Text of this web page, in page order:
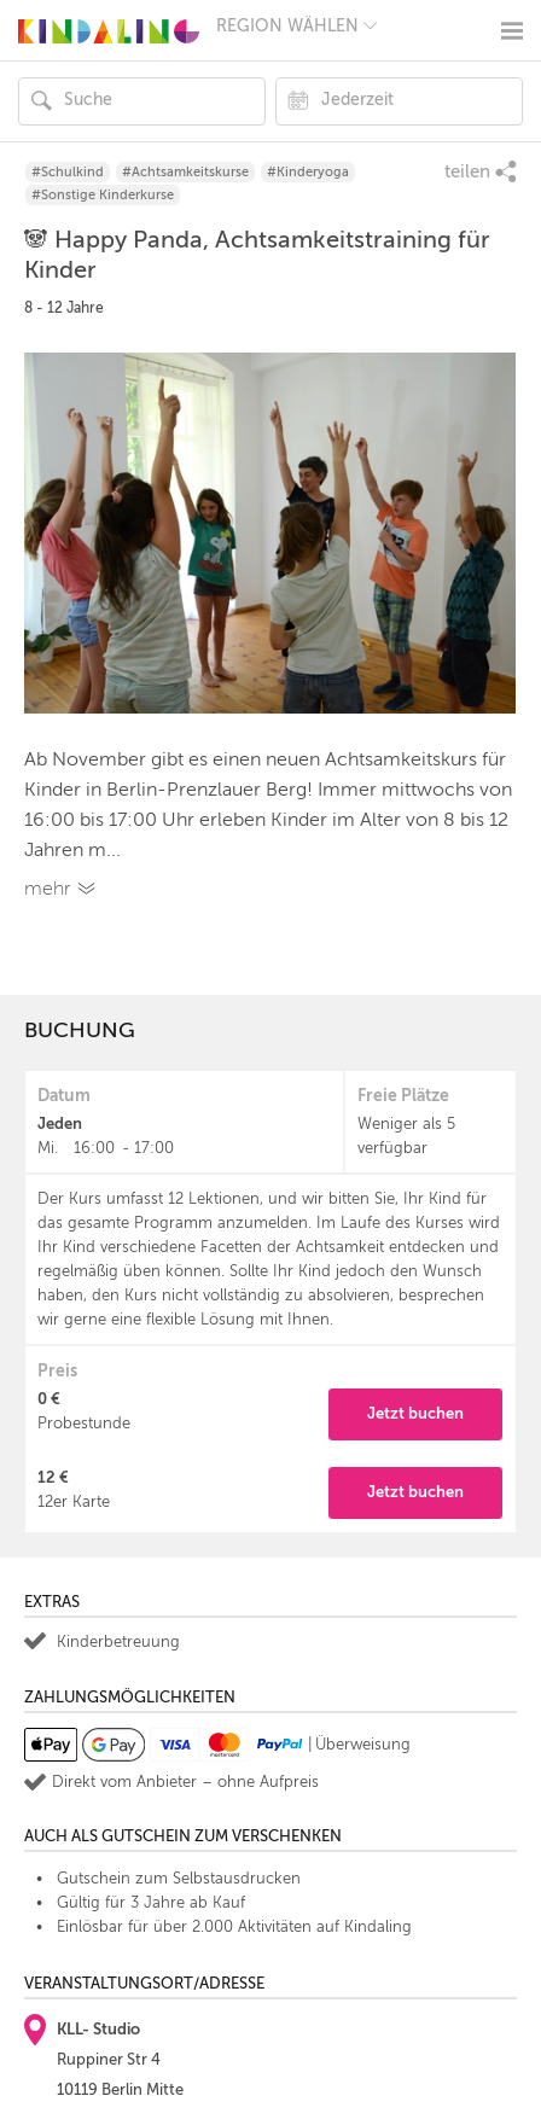
REGION WÄHLEN
MÜNCHEN
HAMBURG
FRANKFURT
KÖLN
DÜSSELDORF
HANNOVER
ZÜRICH
REGIONEN
#Schulkind #Achtsamkeitskurse
#Kinderyoga
#Sonstige Kinderkurse
teilen
🐼 Happy Panda, Achtsamkeitstraining für
Kinder
8 - 12 Jahre
Ab November gibt es einen neuen Achtsamkeitskurs für
Kinder in Berlin-Prenzlauer Berg! Immer mittwochs von
16:00 bis 17:00 Uhr erleben Kinder im Alter von 8 bis 12
Jahren m...
mehr
BUCHUNG
Datum
Jeden
Mi. 16:00 - 17:00
Der Kurs umfasst 12 Lektionen, und wir bitten Sie, Ihr Kind für
das gesamte Programm anzumelden. Im Laufe des Kurses wird
Ihr Kind verschiedene Facetten der Achtsamkeit entdecken und
regelmäßig üben können. Sollte Ihr Kind jedoch den Wunsch
haben, den Kurs nicht vollständig zu absolvieren, besprechen
wir gerne eine flexible Lösung mit Ihnen.
Freie Plätze
Weniger als 5
verfügbar
Preis
0 €
Probestunde
Jetzt buchen
12 €
12er Karte
Jetzt buchen
EXTRAS
Kinderbetreuung
ZAHLUNGSMÖGLICHKEITEN
Überweisung
Direkt vom Anbieter – ohne Aufpreis
AUCH ALS GUTSCHEIN ZUM VERSCHENKEN
Gutschein zum Selbstausdrucken
Gültig für 3 Jahre ab Kauf
Einlösbar für über 2.000 Aktivitäten auf Kindaling
VERANSTALTUNGSORT/ADRESSE
KLL- Studio
Ruppiner Str 4
10119 Berlin Mitte